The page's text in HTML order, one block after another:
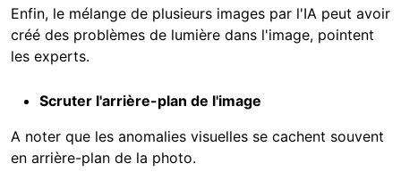
Enfin, le mélange de plusieurs images par l'IA peut avoir
créé des problèmes de lumière dans l'image, pointent
les experts.
Scruter l'arrière-plan de l'image
A noter que les anomalies visuelles se cachent souvent
en arrière-plan de la photo.